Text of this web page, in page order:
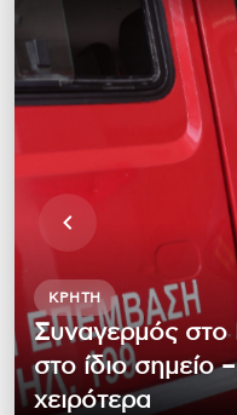
ΚΡΉΤΗ
Συναγερμός
στο ίδιο σημείο
χειρότερα